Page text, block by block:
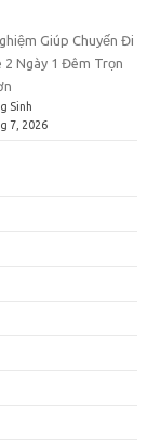
Giúp Chuyến Đi
2 Ngày 1 Đêm Trọn
Sinh
7, 2026